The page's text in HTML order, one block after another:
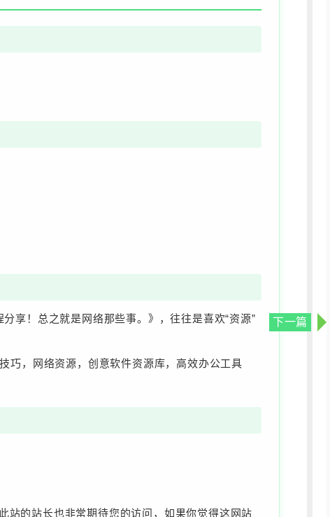
下一篇
享！总之就是网络那些事。》，往往是喜欢“资源”
巧，网络资源，创意软件资源库，高效办公工具
站的站长也非常期待您的访问，如果你觉得这网站